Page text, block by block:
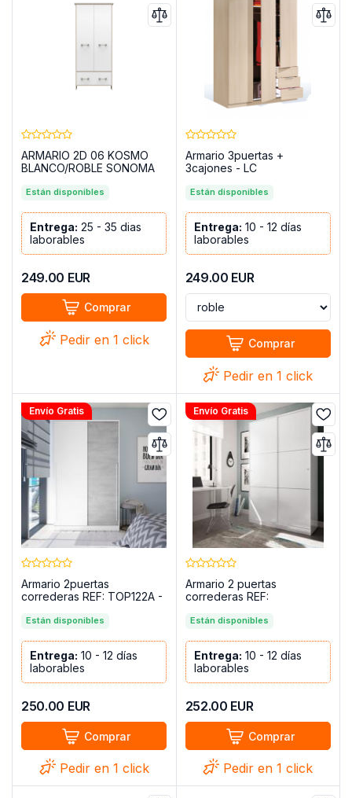
ARMARIO 2D 06 KOSMO
BLANCO/ROBLE SONOMA
Están disponibles
Entrega: 25 - 35 dias
laborables
249.00 EUR
Comprar
Pedir en 1 click
Armario 3puertas +
3cajones - LC
Están disponibles
Entrega: 10 - 12 días
laborables
249.00 EUR
Comprar
Pedir en 1 click
Envío Gratis
Armario 2puertas
correderas REF: TOP122A -
Están disponibles
Entrega: 10 - 12 días
laborables
250.00 EUR
Comprar
Pedir en 1 click
Envío Gratis
Armario 2 puertas
correderas REF:
Están disponibles
Entrega: 10 - 12 días
laborables
252.00 EUR
Comprar
Pedir en 1 click